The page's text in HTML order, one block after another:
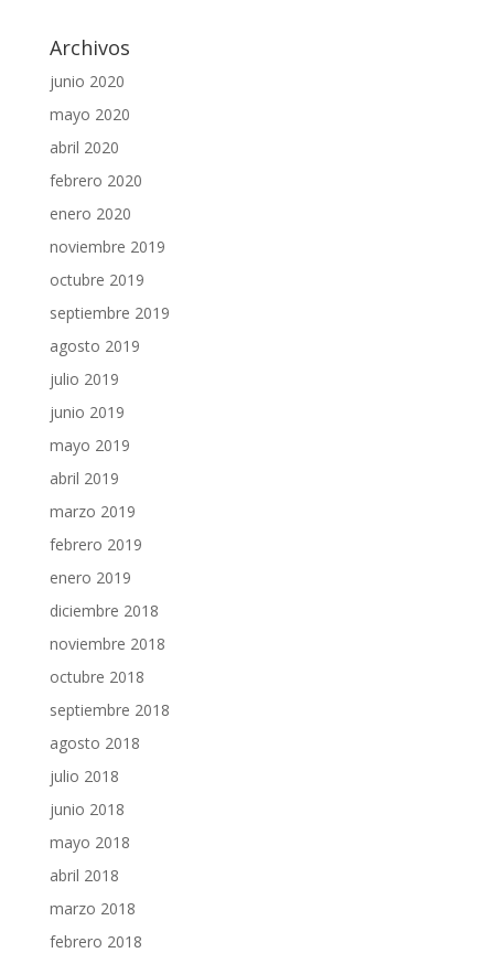
Archivos
junio 2020
mayo 2020
abril 2020
febrero 2020
enero 2020
noviembre 2019
octubre 2019
septiembre 2019
agosto 2019
julio 2019
junio 2019
mayo 2019
abril 2019
marzo 2019
febrero 2019
enero 2019
diciembre 2018
noviembre 2018
octubre 2018
septiembre 2018
agosto 2018
julio 2018
junio 2018
mayo 2018
abril 2018
marzo 2018
febrero 2018